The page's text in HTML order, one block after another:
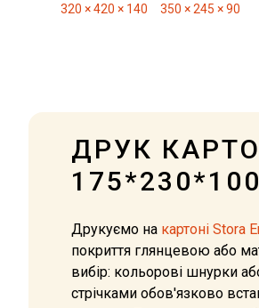
320 × 420 × 140 350 × 245 × 90
ДРУК
Друкуємо на картоні Stora
покриття глянцевою або
вибір: кольорові шнурки
стрічками обов'язково